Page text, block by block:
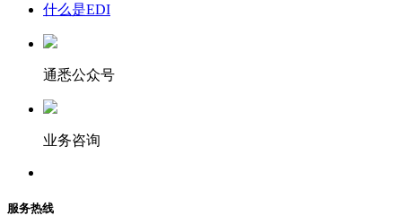
什么是EDI
通悉公众号
业务咨询
服务热线